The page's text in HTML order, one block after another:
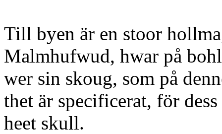
Till byen är en stoor
Malmhufwud, hwar på
wer sin skoug, som på
thet är specificerat, för
heet skull.